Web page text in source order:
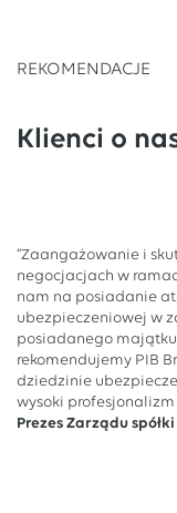
REKOMENDACJE
Klienci o
“Zaangażowanie i
negocjacjach w
nam na posiadanie
ubezpieczeniowej w
posiadanego
rekomendujemy PIB
dziedzinie
wysoki profesjonalizm
Prezes Zarządu